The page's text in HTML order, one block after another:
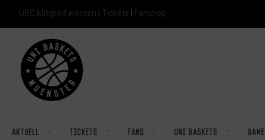
UBC Mitglied werden Tickets Fanshop
Aktuell Tickets Fans Uni Baskets